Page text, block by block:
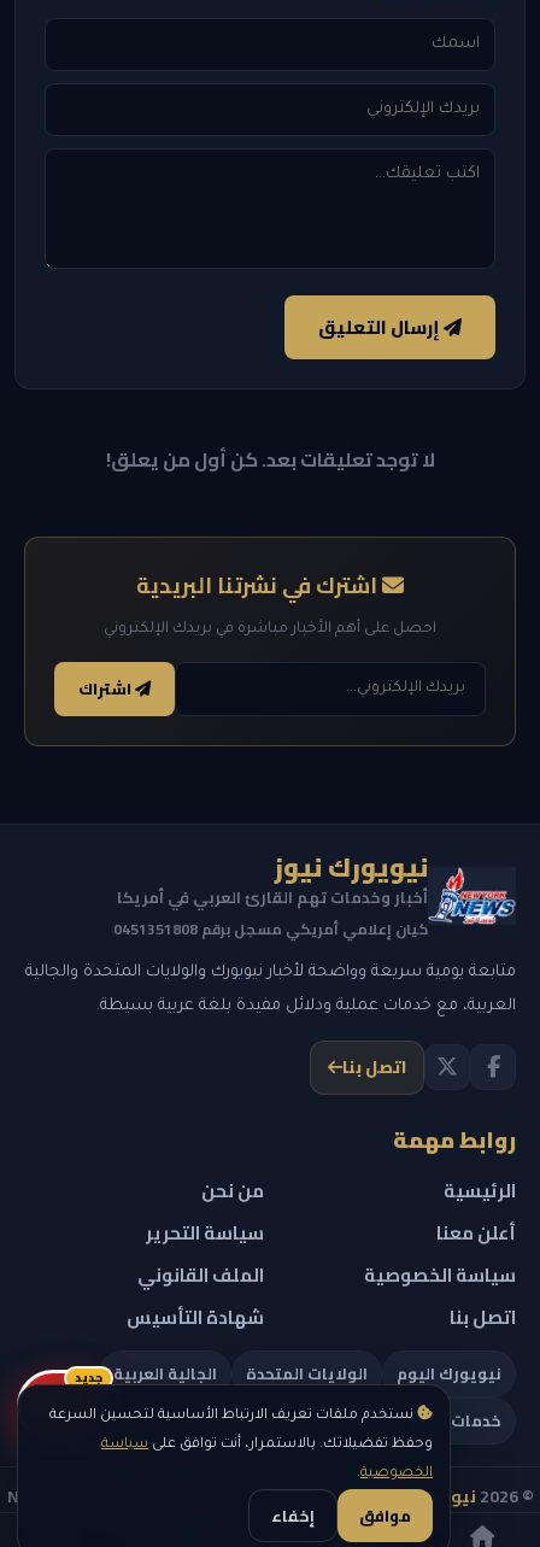
نستخدم ملفات تعريف الارتباط الأساسية لتحسين السرعة
وحفظ تفضيلاتك. بالاستمرار، أنت توافق على سياسة
الخصوصية.
موافق إخفاء
إرسال التعليق
لا توجد تعليقات بعد. كن أول من يعلق!
اشترك في نشرتنا البريدية
احصل على أهم الأخبار مباشرة في بريدك الإلكتروني
اشتراك
نيويورك نيوز
أخبار وخدمات تهم القارئ العربي في أمريكا
كيان إعلامي أمريكي مسجل برقم 0451351808
متابعة يومية سريعة وواضحة لأخبار نيويورك والولايات المتحدة والجالية
العربية، مع خدمات عملية ودلائل مفيدة بلغة عربية بسيطة.
اتصل بنا
روابط مهمة
الرئيسية
من نحن
أعلن معنا
سياسة التحرير
سياسة الخصوصية
الملف القانوني
اتصل بنا
شهادة التأسيس
نيويورك اليوم الولايات المتحدة
الجالية العربية
خدمات تهمك
© 2026 نيويورك نيوز
— جميع الحقوق محفوظة — NEW YORK NEWS
IN ARABIC LLC — رقم التسجيل 0451351808
ريلز
جديد